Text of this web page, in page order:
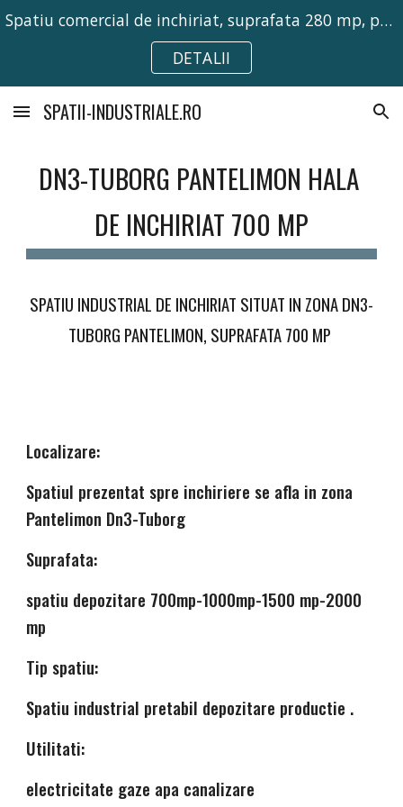
Skip to main content Skip to navigation
Spatiu comercial de inchiriat, suprafata 280 mp, pretabil pentru activitati comerciale, birouri sau depozitare.
DETALII
SPATII-INDUSTRIALE.RO
DN3-TUBORG PANTELIMON HALA
DE INCHIRIAT 700 MP
SPATIU INDUSTRIAL DE INCHIRIAT SITUAT IN ZONA DN3-
TUBORG PANTELIMON, SUPRAFATA 700 MP
Localizare:
Spatiul prezentat spre inchiriere se afla in zona
Pantelimon Dn3-Tuborg
Suprafata:
spatiu depozitare 700mp-1000mp-1500 mp-2000
mp
Tip spatiu:
Spatiu industrial pretabil depozitare productie .
Utilitati:
electricitate gaze apa canalizare